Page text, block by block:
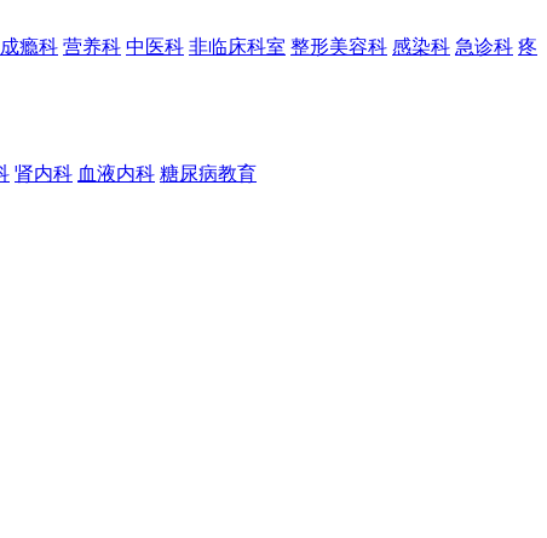
瘾科 营养科 中医科 非临床科室 整形美容科 感染科 急诊科 疼
肾内科 血液内科 糖尿病教育